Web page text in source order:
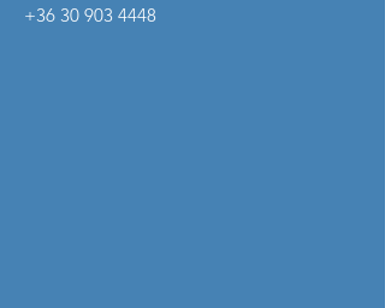
+36 30 903 4448